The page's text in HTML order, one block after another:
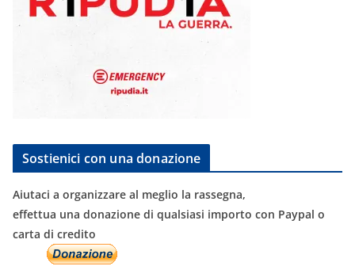
Sostienici con una donazione
Aiutaci a organizzare al meglio la rassegna,
effettua una donazione di qualsiasi importo con Paypal o
carta di credito